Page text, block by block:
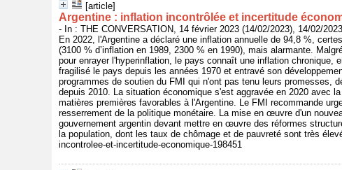
[article]
Argentine : inflation incontrôlée et incertitude
- In : THE CONVERSATION, 14 février 2023 (14/02/2023), 14/02/
En 2022, l'Argentine a déclaré une inflation annuelle de 94,8 %,
(3100 % d’inflation en 1989, 2300 % en 1990), mais alarmante.
pour enrayer l'hyperinflation, le pays connaît une inflation
fragilisé le pays depuis les années 1970 et entravé son
programmes de soutien du FMI qui n'ont pas tenu leurs promesses,
depuis 2010. La situation économique s'est aggravée en 2020 avec
matières premières favorables à l'Argentine. Le FMI recommande
resserrement de la politique monétaire. La mise en œuvre d'un
gouvernement argentin devant mettre en œuvre des réformes
la population, dont les taux de chômage et de pauvreté sont très
incontrolee-et-incertitude-economique-198451